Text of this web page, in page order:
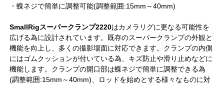
・蝶ネジで簡単に調整可能(調整範囲:15mm～40mm)
SmallRigスーパークランプ2220はカメラリグに更なる可能性を
広げる為に設計されています。既存のスーパークランプの外観と
機能を向上し、多くの撮影場面に対応できます。クランプの内側
にはゴムクッションが付いている為、キズ防止や滑り止めなどに
機能します。クランプの開口部は蝶ネジで簡単に調整できる為
(調整範囲:15mm～40mm)、ロッドを始めとする様々なものに対